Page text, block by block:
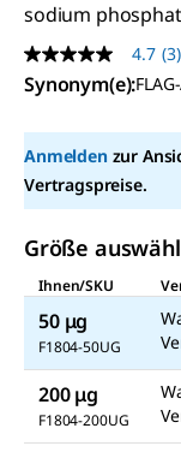
sodium
4.7
out
of
stars,
average
rating
value.
Read
3
Reviews.
Same
page
link.
4.7 (3)
Synonym(e):
Anmeldenzur
Vertragspreise.
Größe
Ihnen/SKU
50 μg
F1804-50UG
200 μg
F1804-200UG